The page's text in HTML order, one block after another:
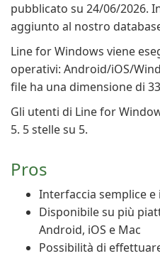
pubblicato su 24/06/2026.
aggiunto al nostro
Line for Windows viene
operativi: Android/iOS/
file ha una dimensione di
Gli utenti di Line for
5. 5 stelle su 5.
Pros
Interfaccia semplice e
Disponibile su più
Android, iOS e Mac
Possibilità di